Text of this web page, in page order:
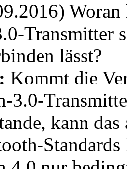
Transmitter
lässt?
Kommt die
3.0-
kann